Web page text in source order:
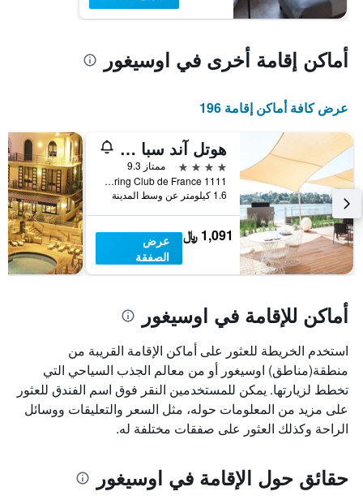
أماكن إقامة أخرى في اوسيغور
عرض كافة أماكن إقامة 196
هوتل آند سبا فيلا سيرين
4 نجوم
ممتاز 9.3
1111 av du Touring Club de France, اوسيغور, إقليم لاند, فرنسا
1.6 كيلومتر عن وسط المدينة
1,091 ﷼
عرض
الصفقة
أماكن للإقامة في اوسيغور
استخدم الخريطة للعثور على أماكن الإقامة القريبة من
منطقة(مناطق) اوسيغور أو من معالم الجذب السياحي التي
تخطط لزيارتها. يمكن للمستخدمين النقر فوق اسم الفندق للعثور
على مزيد من المعلومات حوله، مثل السعر والتعليقات ووسائل
الراحة وكذلك العثور على صفقات مختلفة له.
حقائق حول الإقامة في اوسيغور